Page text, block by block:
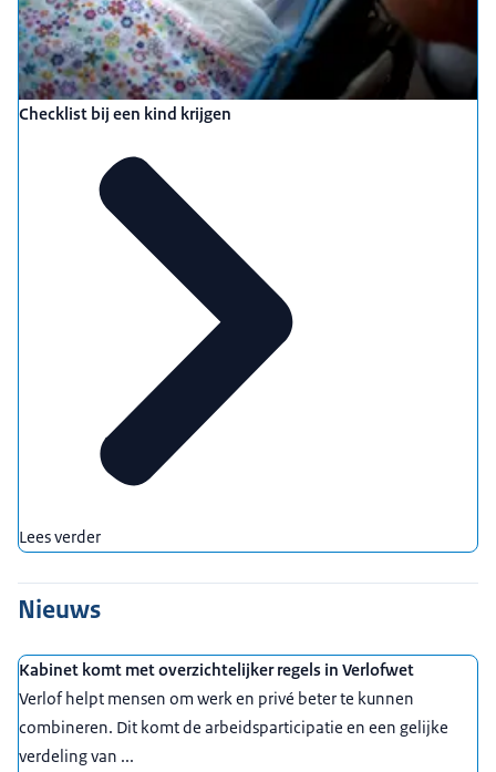
Checklist bij een kind krijgen
Lees verder
Nieuws
Kabinet komt met overzichtelijker regels in Verlofwet
Verlof helpt mensen om werk en privé beter te kunnen
combineren. Dit komt de arbeidsparticipatie en een gelijke
verdeling van ...